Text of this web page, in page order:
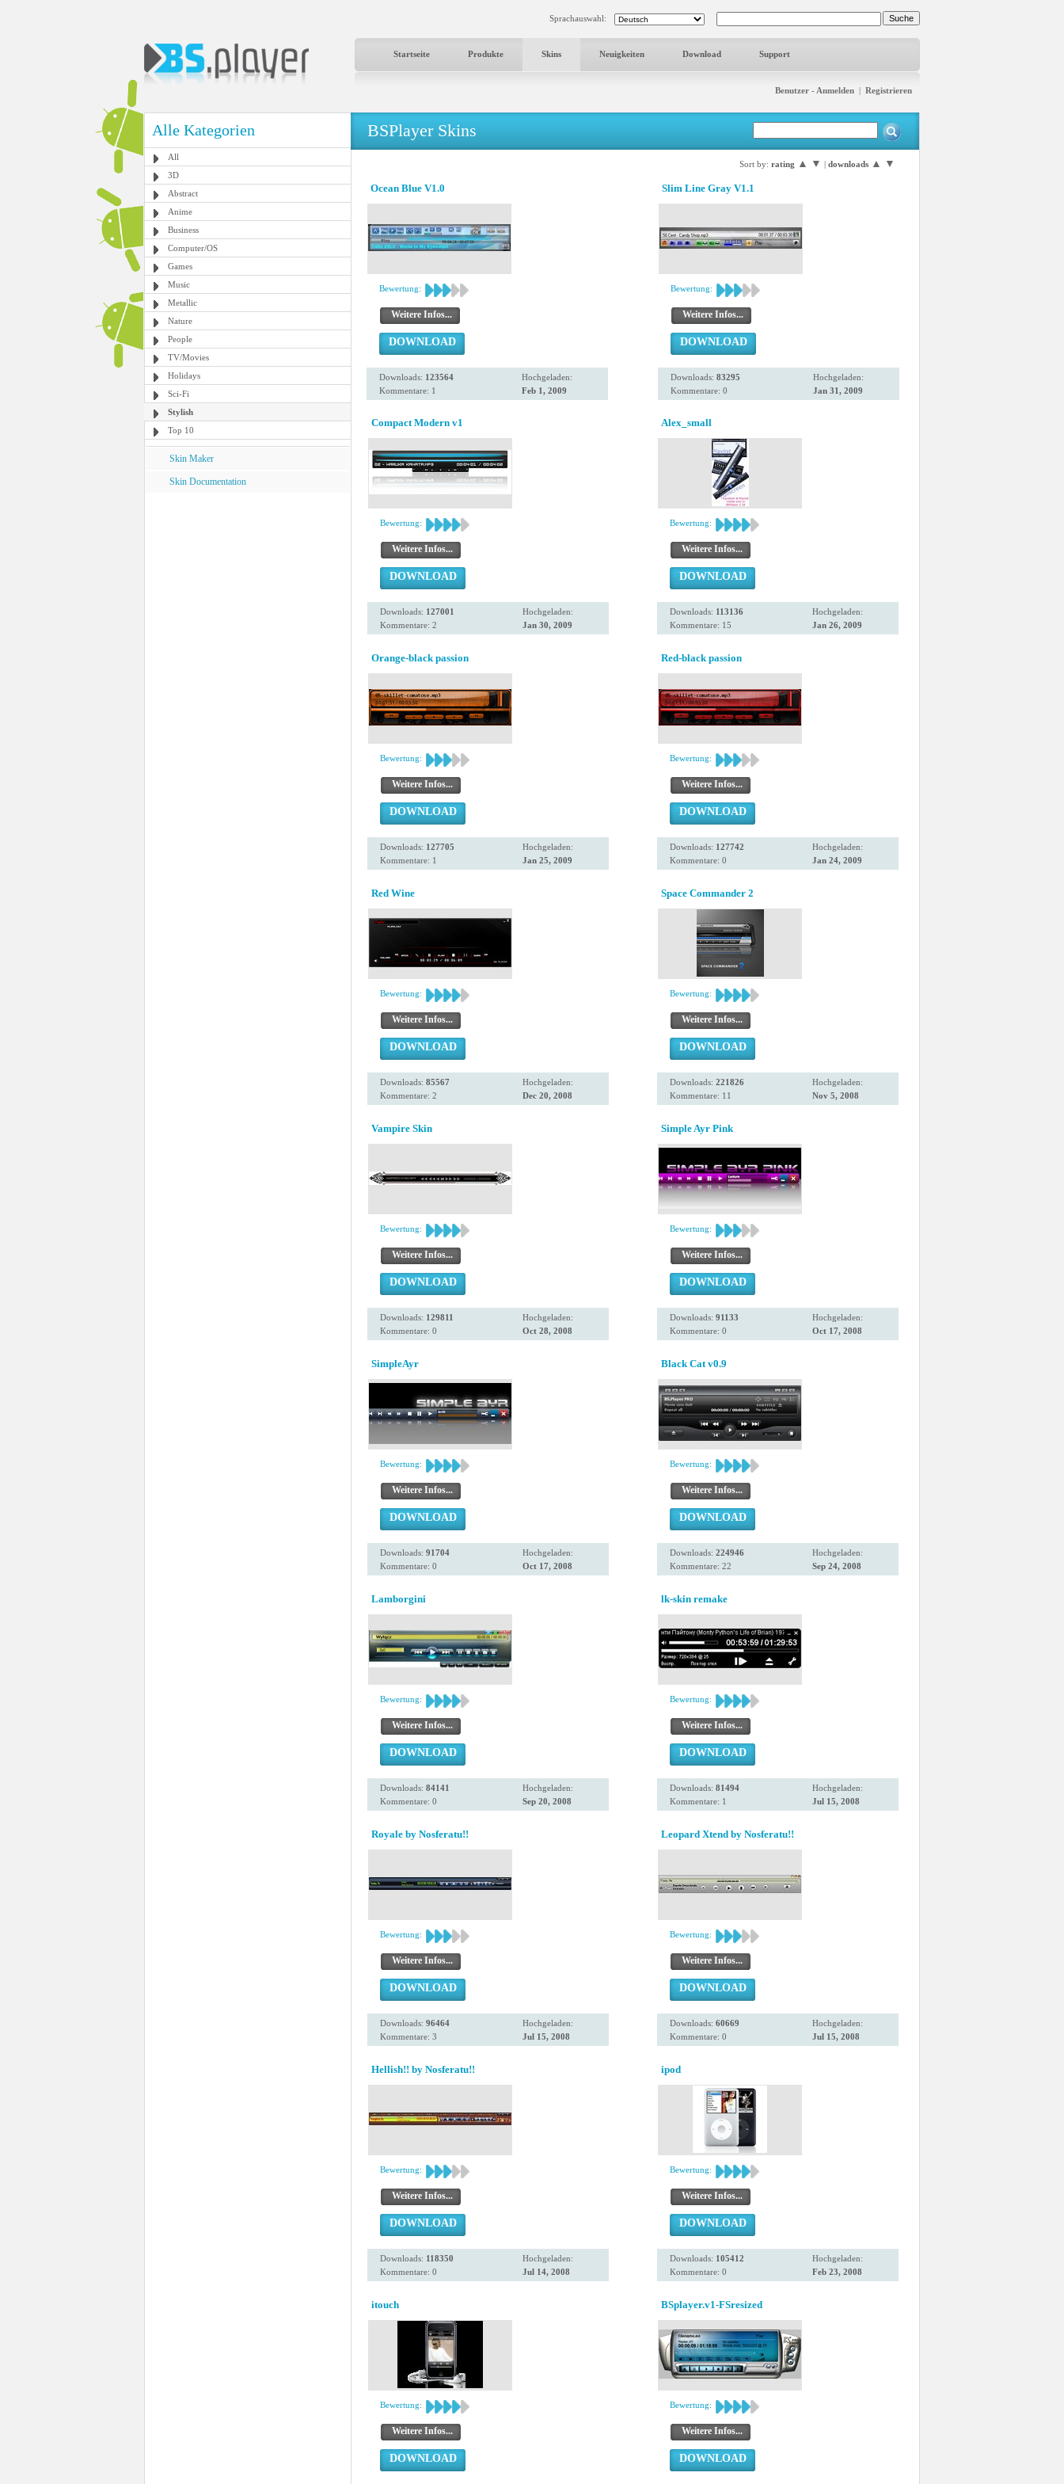
Sprachauswahl:
Startseite Produkte Skins Neuigkeiten Download Support
Benutzer - Anmelden | Registrieren
Alle Kategorien
All
3D
Abstract
Anime
Business
Computer/OS
Games
Music
Metallic
Nature
People
TV/Movies
Holidays
Sci-Fi
Stylish
Top 10
Skin Maker
Skin Documentation
BSPlayer Skins
Sort by: rating ▲ ▼ | downloads ▲ ▼
Ocean Blue V1.0
Bewertung:
Weitere Infos...
DOWNLOAD
Downloads: 123564
Kommentare: 1
Hochgeladen:
Feb 1, 2009
Slim Line Gray V1.1
Bewertung:
Weitere Infos...
DOWNLOAD
Downloads: 83295
Kommentare: 0
Hochgeladen:
Jan 31, 2009
Compact Modern v1
Bewertung:
Weitere Infos...
DOWNLOAD
Downloads: 127001
Kommentare: 2
Hochgeladen:
Jan 30, 2009
Alex_small
Bewertung:
Weitere Infos...
DOWNLOAD
Downloads: 113136
Kommentare: 15
Hochgeladen:
Jan 26, 2009
Orange-black passion
Bewertung:
Weitere Infos...
DOWNLOAD
Downloads: 127705
Kommentare: 1
Hochgeladen:
Jan 25, 2009
Red-black passion
Bewertung:
Weitere Infos...
DOWNLOAD
Downloads: 127742
Kommentare: 0
Hochgeladen:
Jan 24, 2009
Red Wine
Bewertung:
Weitere Infos...
DOWNLOAD
Downloads: 85567
Kommentare: 2
Hochgeladen:
Dec 20, 2008
Space Commander 2
Bewertung:
Weitere Infos...
DOWNLOAD
Downloads: 221826
Kommentare: 11
Hochgeladen:
Nov 5, 2008
Vampire Skin
Bewertung:
Weitere Infos...
DOWNLOAD
Downloads: 129811
Kommentare: 0
Hochgeladen:
Oct 28, 2008
Simple Ayr Pink
Bewertung:
Weitere Infos...
DOWNLOAD
Downloads: 91133
Kommentare: 0
Hochgeladen:
Oct 17, 2008
SimpleAyr
Bewertung:
Weitere Infos...
DOWNLOAD
Downloads: 91704
Kommentare: 0
Hochgeladen:
Oct 17, 2008
Black Cat v0.9
Bewertung:
Weitere Infos...
DOWNLOAD
Downloads: 224946
Kommentare: 22
Hochgeladen:
Sep 24, 2008
Lamborgini
Bewertung:
Weitere Infos...
DOWNLOAD
Downloads: 84141
Kommentare: 0
Hochgeladen:
Sep 20, 2008
lk-skin remake
Bewertung:
Weitere Infos...
DOWNLOAD
Downloads: 81494
Kommentare: 1
Hochgeladen:
Jul 15, 2008
Royale by Nosferatu!!
Bewertung:
Weitere Infos...
DOWNLOAD
Downloads: 96464
Kommentare: 3
Hochgeladen:
Jul 15, 2008
Leopard Xtend by Nosferatu!!
Bewertung:
Weitere Infos...
DOWNLOAD
Downloads: 60669
Kommentare: 0
Hochgeladen:
Jul 15, 2008
Hellish!! by Nosferatu!!
Bewertung:
Weitere Infos...
DOWNLOAD
Downloads: 118350
Kommentare: 0
Hochgeladen:
Jul 14, 2008
ipod
Bewertung:
Weitere Infos...
DOWNLOAD
Downloads: 105412
Kommentare: 0
Hochgeladen:
Feb 23, 2008
itouch
Bewertung:
Weitere Infos...
DOWNLOAD
BSplayer.v1-FSresized
Bewertung:
Weitere Infos...
DOWNLOAD